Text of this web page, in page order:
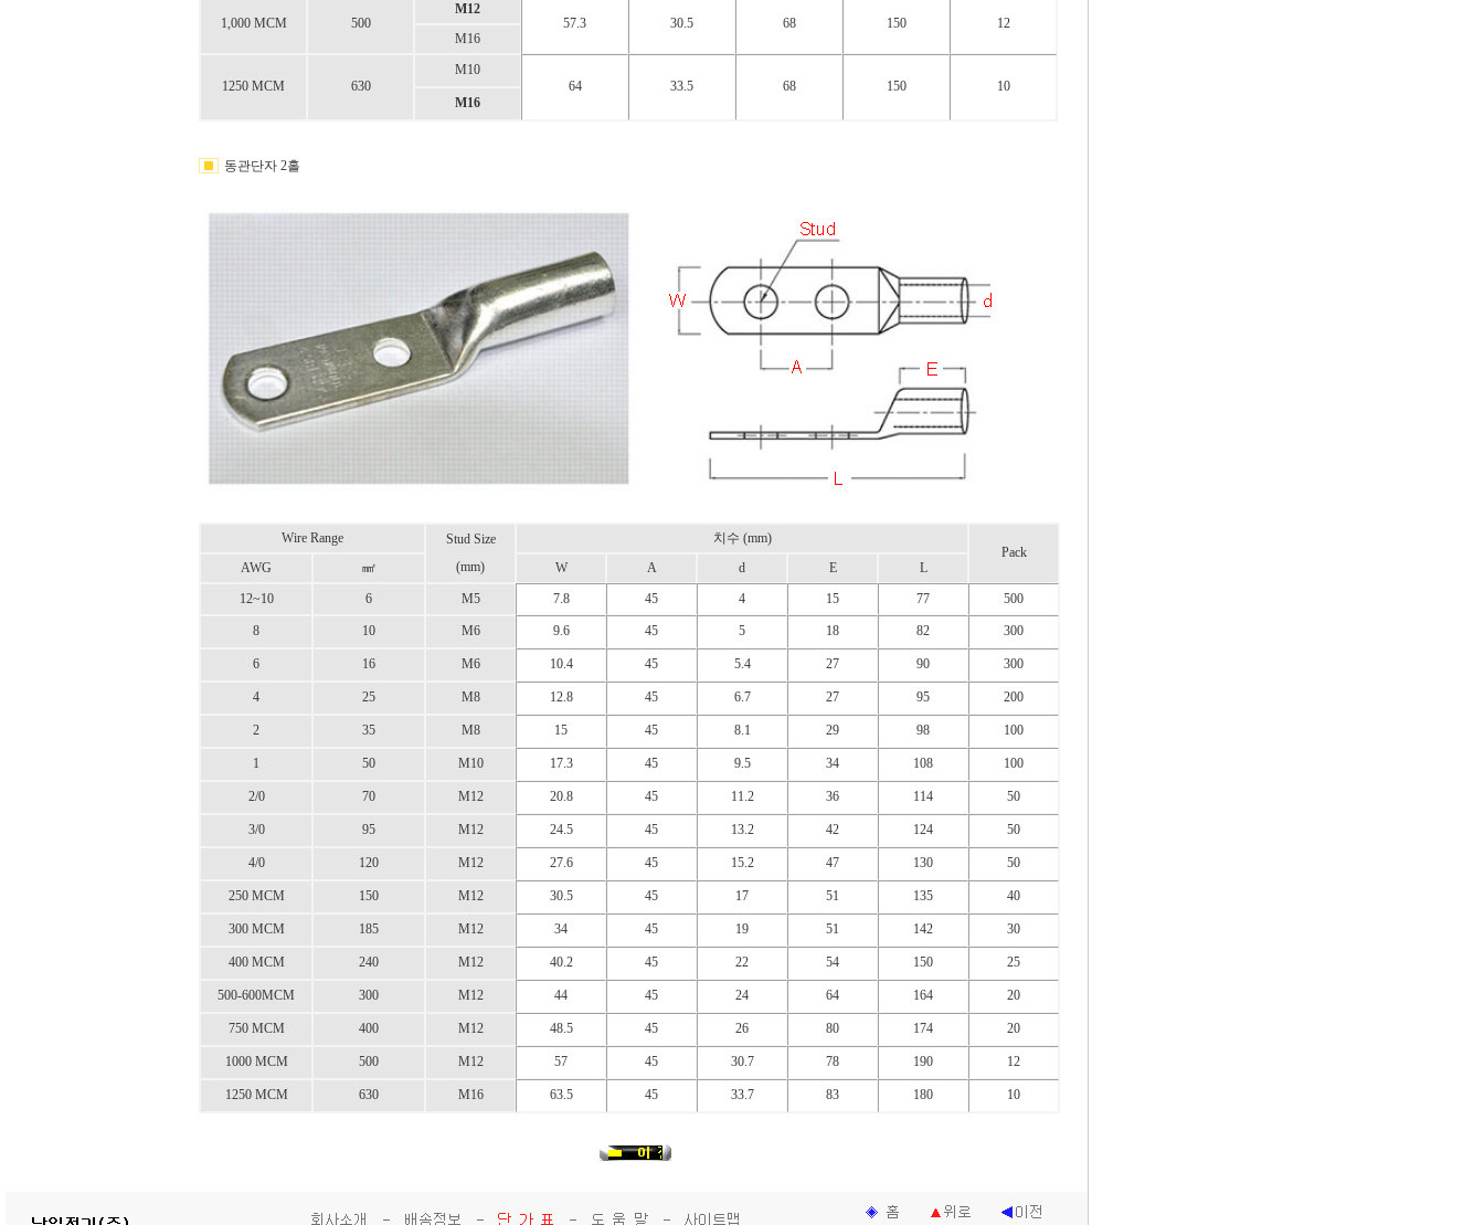
1,000 MCM 500
M12
57.3
30.5 68 150
12
M16
1250 MCM 630
M10
64
33.5 68 150
10
M16
동관단자 2홀
Wire Range
Stud Size
(mm)
치수 (mm)
Pack
AWG
㎟ W A d E
L
12~10
6 M5 7.8 45 4 15 77 500
8 10 M6 9.6 45 5 18 82 300
6 16 M6 10.4 45 5.4 27 90 300
4 25 M8 12.8 45 6.7 27 95 200
2 35 M8 15 45 8.1 29 98 100
1 50 M10 17.3 45 9.5 34 108 100
2/0 70 M12 20.8 45 11.2 36 114 50
3/0 95 M12 24.5 45 13.2 42 124 50
4/0 120 M12 27.6 45 15.2 47 130 50
250 MCM 150 M12 30.5 45 17 51 135 40
300 MCM 185 M12 34 45 19 51 142 30
400 MCM 240 M12 40.2 45 22 54 150 25
500-600MCM 300 M12 44 45 24 64 164 20
750 MCM 400 M12 48.5 45 26 80 174 20
1000 MCM 500 M12 57 45 30.7 78 190 12
1250 MCM 630 M16 63.5 45 33.7 83 180 10